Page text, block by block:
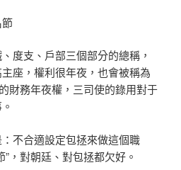
度支、戶部三個部分的總稱，
座，權利很年夜，也會被稱為
財務年夜權，三司使的錄用對于
不合適設定包拯來做這個職
，對朝廷、對包拯都欠好。